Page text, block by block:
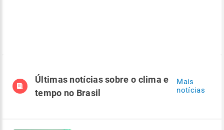
Últimas notícias sobre o clima e
tempo no Brasil
Mais
notícias